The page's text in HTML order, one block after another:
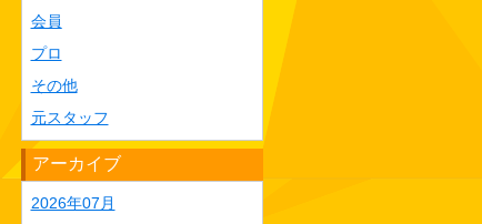
会員
プロ
その他
元スタッフ
アーカイブ
2026年07月